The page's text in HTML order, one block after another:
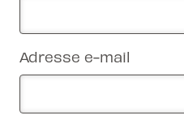
Adresse e-mail